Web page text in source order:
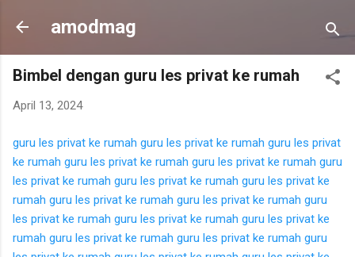
Langsung ke konten utama
amodmag
Bimbel dengan guru les privat ke rumah
April 13, 2024
guru les privat ke rumah guru les privat ke rumah guru les privat
ke rumah guru les privat ke rumah guru les privat ke rumah guru
les privat ke rumah guru les privat ke rumah guru les privat ke
rumah guru les privat ke rumah guru les privat ke rumah guru
les privat ke rumah guru les privat ke rumah guru les privat ke
rumah guru les privat ke rumah guru les privat ke rumah guru